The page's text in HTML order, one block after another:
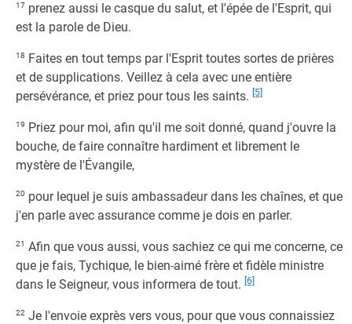
17 prenez aussi le casque du salut, et l'épée de l'Esprit, qui
est la parole de Dieu.
18 Faites en tout temps par l'Esprit toutes sortes de prières
et de supplications. Veillez à cela avec une entière
persévérance, et priez pour tous les saints.
[5]
19 Priez pour moi, afin qu'il me soit donné, quand j'ouvre la
bouche, de faire connaître hardiment et librement le
mystère de l'Évangile,
20 pour lequel je suis ambassadeur dans les chaînes, et que
j'en parle avec assurance comme je dois en parler.
21 Afin que vous aussi, vous sachiez ce qui me concerne, ce
que je fais, Tychique, le bien-aimé frère et fidèle ministre
dans le Seigneur, vous informera de tout. [6]
22 Je l'envoie exprès vers vous, pour que vous connaissiez